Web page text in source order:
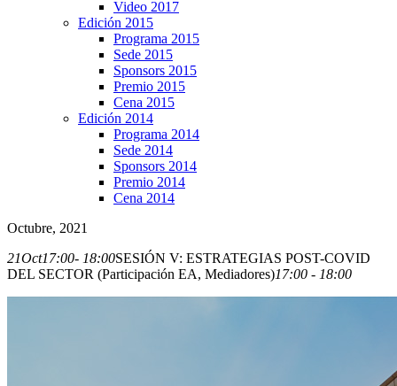
Video 2017
Edición 2015
Programa 2015
Sede 2015
Sponsors 2015
Premio 2015
Cena 2015
Edición 2014
Programa 2014
Sede 2014
Sponsors 2014
Premio 2014
Cena 2014
Octubre, 2021
21Oct17:00- 18:00SESIÓN V: ESTRATEGIAS POST-COVID
DEL SECTOR (Participación EA, Mediadores)17:00 - 18:00